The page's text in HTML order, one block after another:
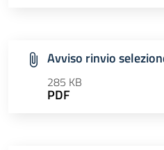
Avviso rinvio
285 KB
PDF